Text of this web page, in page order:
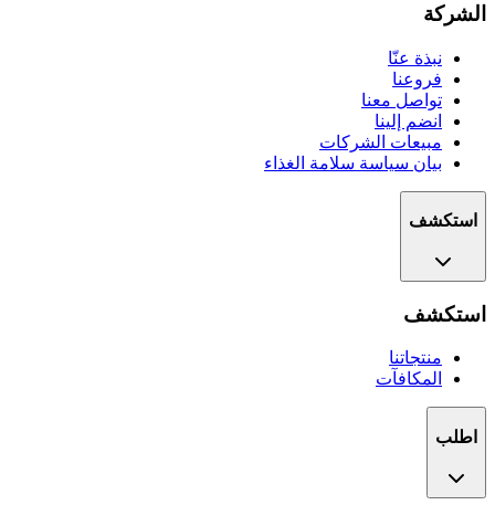
الشركة
نبذة عنّا
فروعنا
تواصل معنا
انضم إلينا
مبيعات الشركات
بيان سياسة سلامة الغذاء
استكشف
استكشف
منتجاتنا
المكافآت
اطلب